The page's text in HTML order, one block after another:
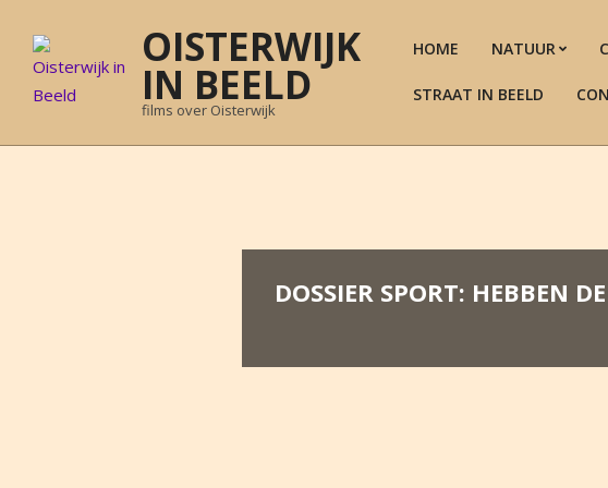
content
OISTERWIJK
IN BEELD
films over Oisterwijk
HOME NATUUR
STRAAT IN BEELD
DOSSIER SPORT: HEBBEN